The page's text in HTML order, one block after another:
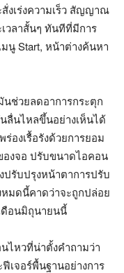
งเร่งความเร็ว สัญญาณ
วลาสั้นๆ ทันทีที่มีการ
มนู Start, หน้าต่างค้นหา
ช่วยลดอาการกระตุก
ลื่นไหลขึ้นอย่างเห็นได้
องเรื้อรังด้วยการยอม
องจอ ปรับขนาดไอคอน
ปรับปรุงหน้าตาการปรับ
หมดนี้คาดว่าจะถูกปล่อย
ดือนมิถุนายนนี้
ไหวที่น่าตั้งคำถามว่า
เจอร์พื้นฐานอย่างการ